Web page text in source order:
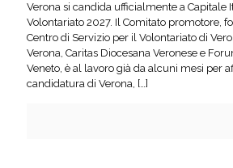
Verona si candida ufficialmente a Capitale
Volontariato 2027. Il Comitato promotore,
Centro di Servizio per il Volontariato di
Verona, Caritas Diocesana Veronese e
Veneto, è al lavoro già da alcuni mesi per
candidatura di Verona, […]